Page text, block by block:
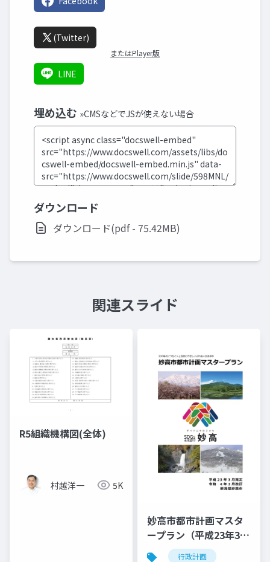
(Twitter)
またはPlayer版
LINE
埋め込む »CMSなどでJSが使えない場合
ダウンロード
ダウンロード(pdf - 75.42MB)
関連スライド
R5組織機構図(全体)
村越洋一 5K
妙高市都市計画マスタ
ープラン（平成23年3月
- 令和4年3月改訂）
行政計画